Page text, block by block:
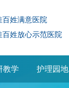
百姓满意医院
百姓放心示范医院
教学 护理园地